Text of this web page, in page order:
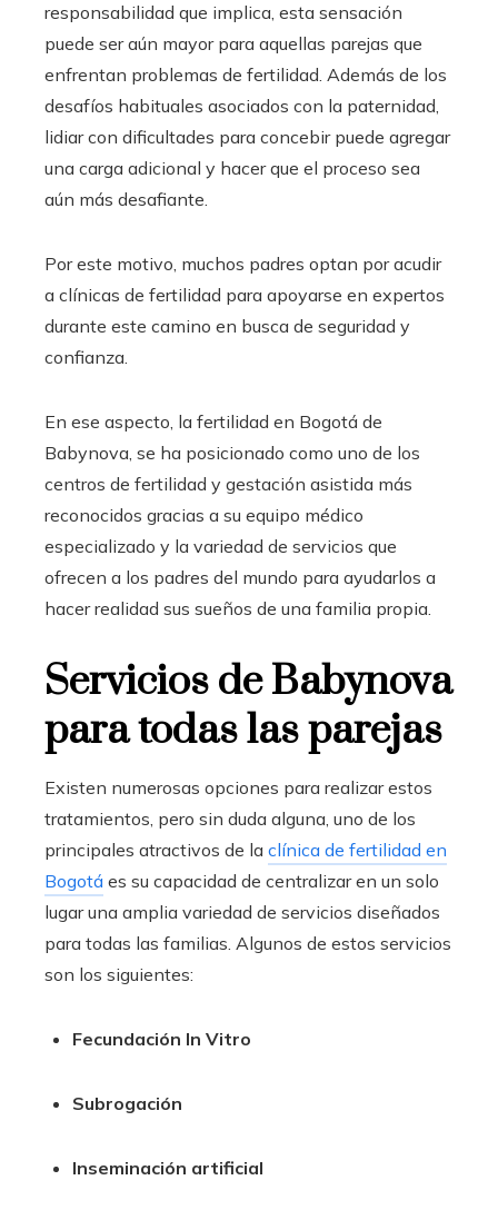
responsabilidad que implica, esta sensación
puede ser aún mayor para aquellas parejas que
enfrentan problemas de fertilidad. Además de los
desafíos habituales asociados con la paternidad,
lidiar con dificultades para concebir puede agregar
una carga adicional y hacer que el proceso sea
aún más desafiante.
Por este motivo, muchos padres optan por acudir
a clínicas de fertilidad para apoyarse en expertos
durante este camino en busca de seguridad y
confianza.
En ese aspecto, la fertilidad en Bogotá de
Babynova, se ha posicionado como uno de los
centros de fertilidad y gestación asistida más
reconocidos gracias a su equipo médico
especializado y la variedad de servicios que
ofrecen a los padres del mundo para ayudarlos a
hacer realidad sus sueños de una familia propia.
Servicios de Babynova
para todas las parejas
Existen numerosas opciones para realizar estos
tratamientos, pero sin duda alguna, uno de los
principales atractivos de la clínica de fertilidad en
Bogotá es su capacidad de centralizar en un solo
lugar una amplia variedad de servicios diseñados
para todas las familias. Algunos de estos servicios
son los siguientes:
Fecundación In Vitro
Subrogación
Inseminación artificial